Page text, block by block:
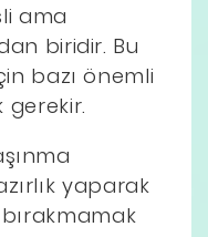
ama
biridir. Bu
bazı önemli
yaparak